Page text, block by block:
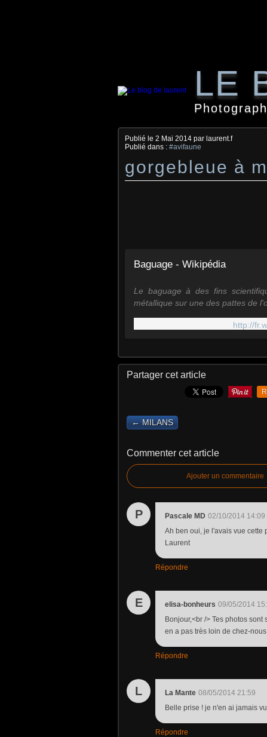
LE
Publié le 2 Mai 2014 par laurent.f
Publié dans : #avifaune
gorgebleue à
Baguage - Wikipédia
Le baguage à des fins
métallique sur une des pattes de
http://
Partager cet article
← MILANS
Commenter cet article
Ajouter un commentaire
P Pascale MD 02/10/2014 14:09
Ah ben oui, je l'avais vue cette
Laurent
Répondre
E elisa-bonheurs 09/05/2014
Bonjour,<br /> Tes photos
en a pas très loin de chez-
Répondre
L La Mante 08/05/2014 21:59
Belle prise ! je n'en ai jamais
Répondre